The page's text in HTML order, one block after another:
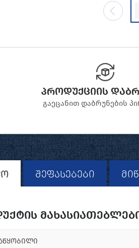
პროდუქციის
გაეცანით დაბრუნების
შეფასებები